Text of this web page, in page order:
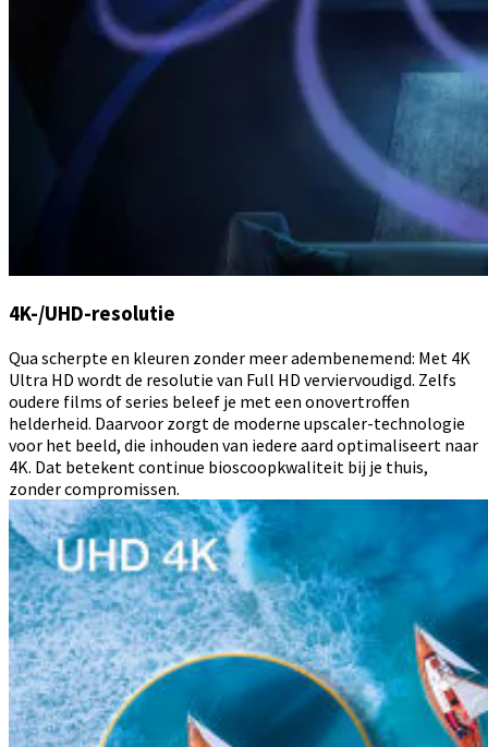
4K-/UHD-resolutie
Qua scherpte en kleuren zonder meer adembenemend: Met 4K
Ultra HD wordt de resolutie van Full HD verviervoudigd. Zelfs
oudere films of series beleef je met een onovertroffen
helderheid. Daarvoor zorgt de moderne upscaler-technologie
voor het beeld, die inhouden van iedere aard optimaliseert naar
4K. Dat betekent continue bioscoopkwaliteit bij je thuis,
zonder compromissen.